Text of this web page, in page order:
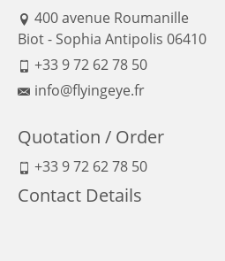
400 avenue Roumanille
Biot - Sophia Antipolis 06410
+33 9 72 62 78 50
info@flyingeye.fr
Quotation / Order
+33 9 72 62 78 50
Contact Details